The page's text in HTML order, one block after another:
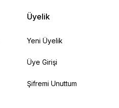
Üyelik
Yeni Üyelik
Üye Girişi
Şifremi Unuttum